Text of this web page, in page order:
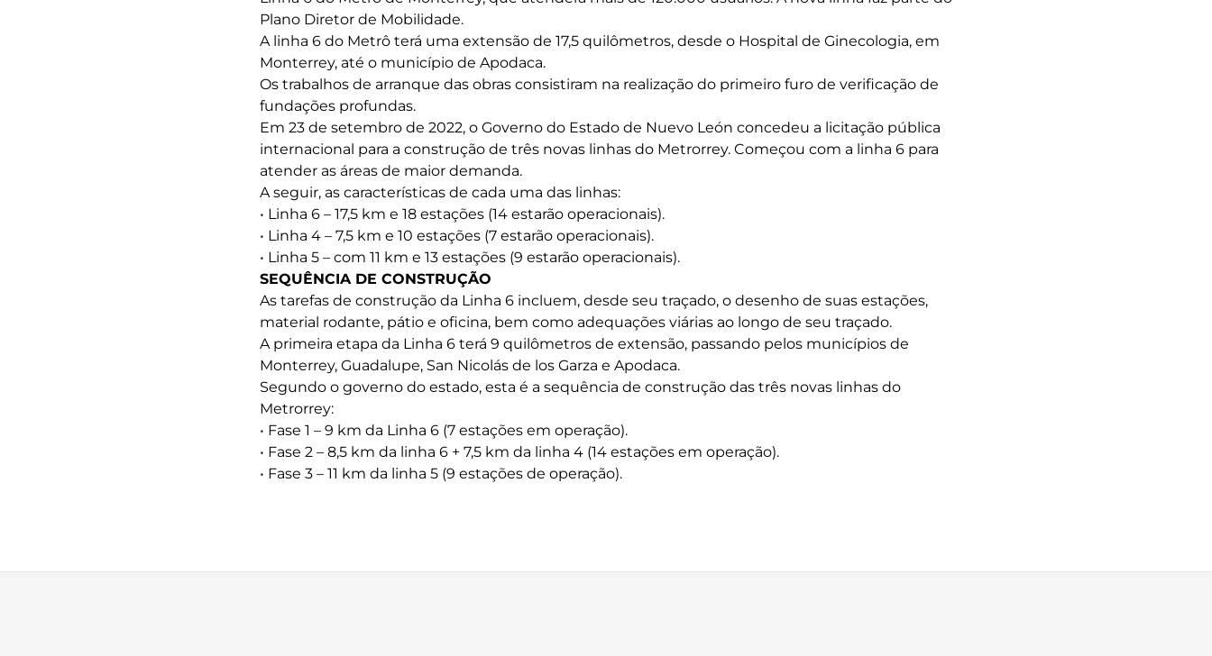
Plano Diretor de Mobilidade.
A linha 6 do Metrô terá uma extensão de 17,5 quilômetros, desde o Hospital de Ginecologia, em
Monterrey, até o município de Apodaca.
Os trabalhos de arranque das obras consistiram na realização do primeiro furo de verificação de
fundações profundas.
Em 23 de setembro de 2022, o Governo do Estado de Nuevo León concedeu a licitação pública
internacional para a construção de três novas linhas do Metrorrey. Começou com a linha 6 para
atender as áreas de maior demanda.
A seguir, as características de cada uma das linhas:
• Linha 6 – 17,5 km e 18 estações (14 estarão operacionais).
• Linha 4 – 7,5 km e 10 estações (7 estarão operacionais).
• Linha 5 – com 11 km e 13 estações (9 estarão operacionais).
SEQUÊNCIA DE CONSTRUÇÃO
As tarefas de construção da Linha 6 incluem, desde seu traçado, o desenho de suas estações,
material rodante, pátio e oficina, bem como adequações viárias ao longo de seu traçado.
A primeira etapa da Linha 6 terá 9 quilômetros de extensão, passando pelos municípios de
Monterrey, Guadalupe, San Nicolás de los Garza e Apodaca.
Segundo o governo do estado, esta é a sequência de construção das três novas linhas do
Metrorrey:
• Fase 1 – 9 km da Linha 6 (7 estações em operação).
• Fase 2 – 8,5 km da linha 6 + 7,5 km da linha 4 (14 estações em operação).
• Fase 3 – 11 km da linha 5 (9 estações de operação).